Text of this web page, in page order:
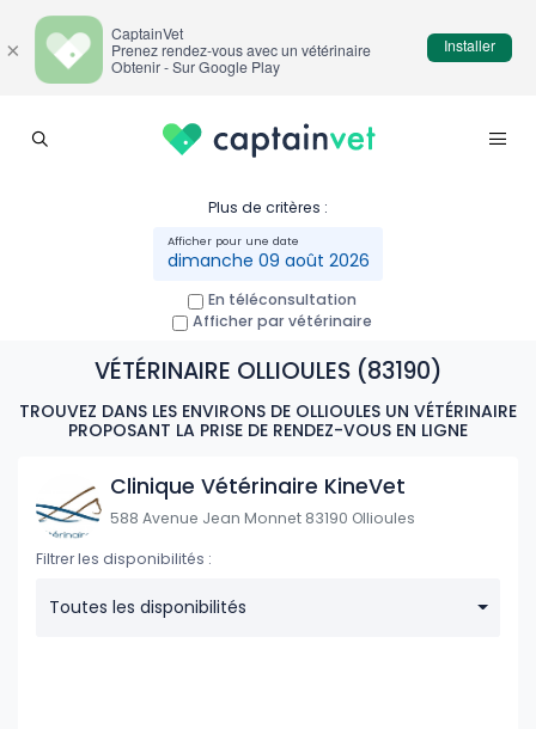
Plus de critères :
dimanche 09 août 2026
En téléconsultation
Afficher par vétérinaire
VÉTÉRINAIRE OLLIOULES (83190)
TROUVEZ DANS LES ENVIRONS DE OLLIOULES UN VÉTÉRINAIRE
PROPOSANT LA PRISE DE RENDEZ-VOUS EN LIGNE
Clinique Vétérinaire KineVet
588 Avenue Jean Monnet 83190 Ollioules
Filtrer les disponibilités :
Toutes les disponibilités
×
CaptainVet
Prenez rendez-vous avec un vétérinaire
Obtenir - Sur Google Play
Installer